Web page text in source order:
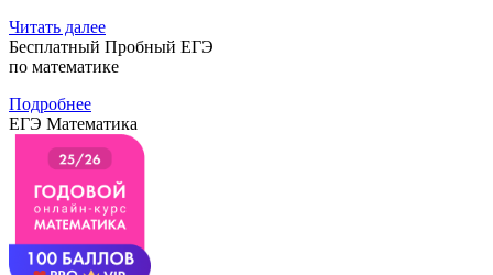
Читать далее
Бесплатный Пробный ЕГЭ
по математике
Подробнее
ЕГЭ Математика